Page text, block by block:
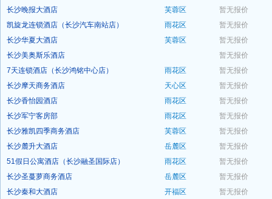
预订
长沙晚报大酒店 芙蓉区
暂无报价
预订
凯旋龙连锁酒店（长沙汽车南站店） 雨花区
暂无报价
预订
长沙华夏大酒店 芙蓉区
暂无报价
预订
长沙美奥斯乐酒店
暂无报价
预订
7天连锁酒店（长沙鸿铭中心店） 雨花区
暂无报价
预订
长沙摩天商务酒店 天心区
暂无报价
预订
长沙香怡园酒店 雨花区
暂无报价
预订
长沙军宁客房部 雨花区
暂无报价
预订
长沙雅凯四季商务酒店 芙蓉区
暂无报价
预订
长沙麓升大酒店 岳麓区
暂无报价
预订
51假日公寓酒店（长沙融圣国际店） 雨花区
暂无报价
预订
长沙圣蔓萝商务酒店 岳麓区
暂无报价
预订
长沙秦和大酒店 开福区
暂无报价